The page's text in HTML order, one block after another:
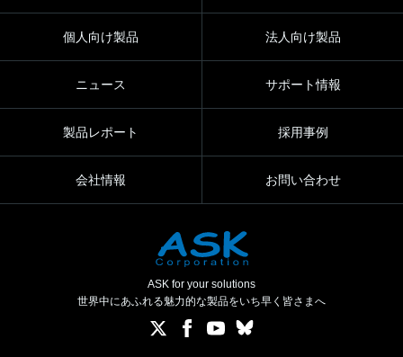
個人向け製品 法人向け製品
ニュース サポート情報
製品レポート 採用事例
会社情報 お問い合わせ
ASK for your solutions
世界中にあふれる魅力的な製品をいち早く皆さまへ